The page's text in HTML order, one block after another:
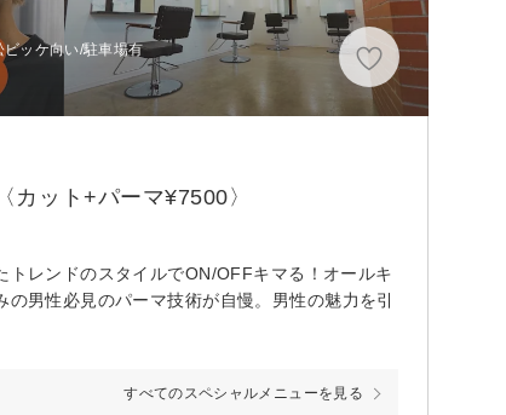
ッケ向い/駐車場有
ット+パーマ¥7500〉
レンドのスタイルでON/OFFキマる！オールキ
男性必見のパーマ技術が自慢。男性の魅力を引
すべてのスペシャルメニューを見る